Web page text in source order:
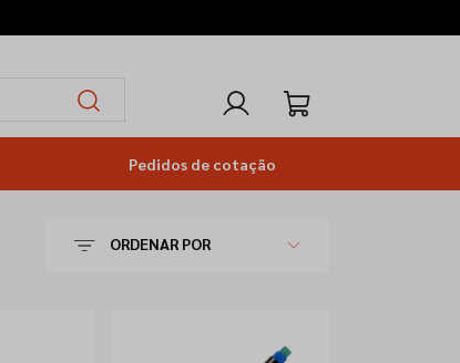
Pedidos de cotação
ORDENAR POR